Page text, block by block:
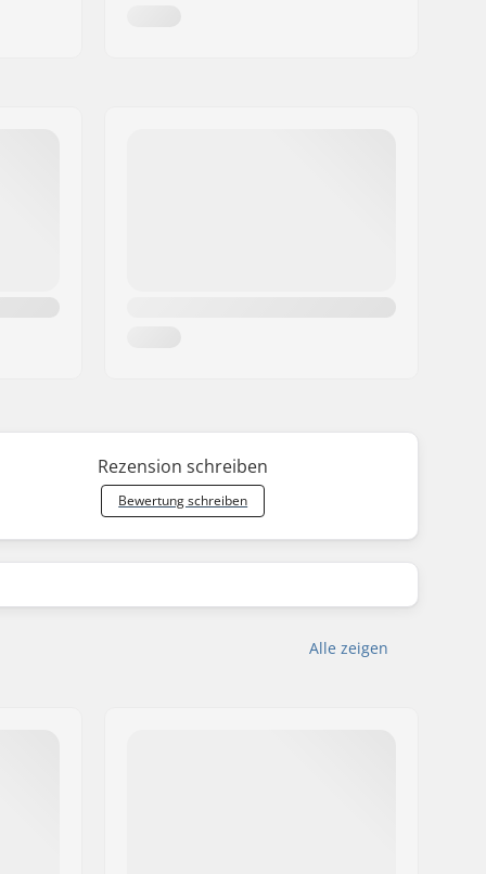
Rezension schreiben
Bewertung schreiben
Alle zeigen